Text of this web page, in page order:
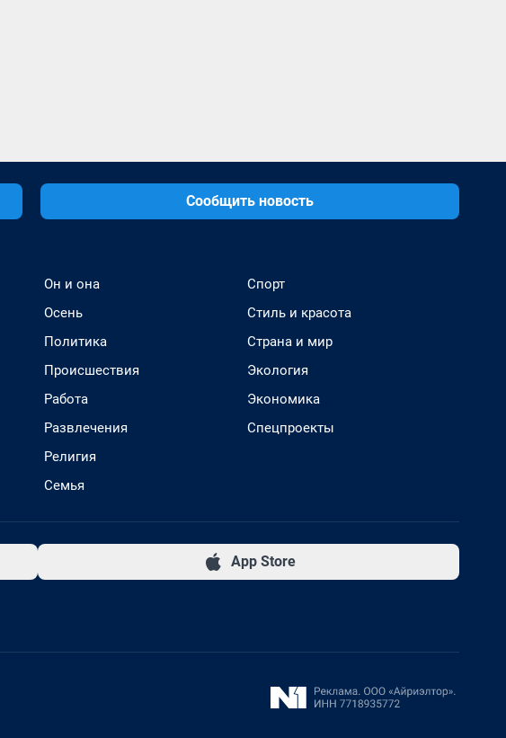
Сообщить новость
Он и она
Осень
Политика
Происшествия
Работа
Развлечения
Религия
Семья
Спорт
Стиль и красота
Страна и мир
Экология
Экономика
Спецпроекты
App Store